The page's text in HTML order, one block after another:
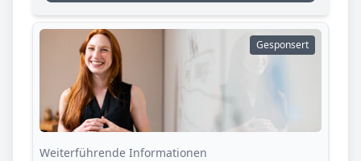
Gesponsert
Weiterführende Informationen